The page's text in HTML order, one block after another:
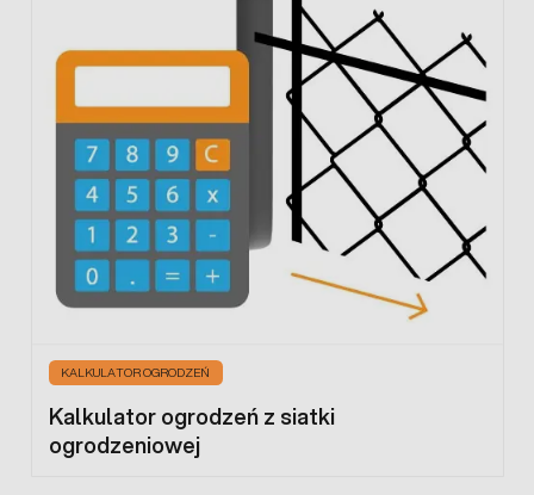
KALKULATOR OGRODZEŃ
Kalkulator ogrodzeń z siatki
ogrodzeniowej